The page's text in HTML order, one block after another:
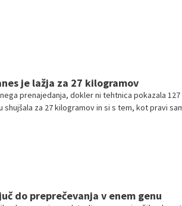
je lažja za 27 kilogramov
prenajedanja, dokler ni tehtnica pokazala 127
za 27 kilogramov in si s tem, kot pravi
do preprečevanja v enem genu